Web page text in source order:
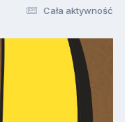
Cała aktywność